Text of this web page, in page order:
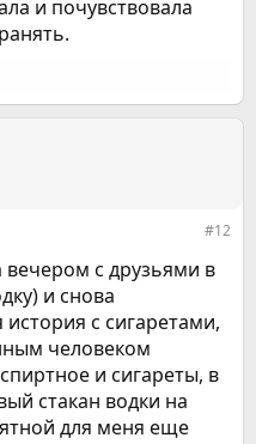
и почувствовала
#12
вечером с друзьями в
и снова
с сигаретами,
человеком
и сигареты, в
стакан водки на
для меня еще